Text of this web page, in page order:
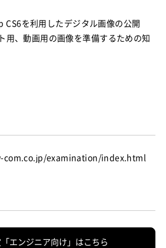
を利用したデジタル画像の公開
、動画用の画像を準備するための知
com.co.jp/examination/index.html
エンジニア向け」はこちら